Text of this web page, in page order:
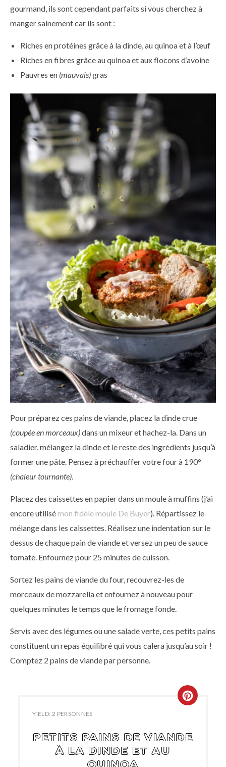
gourmand, ils sont cependant parfaits si vous cherchez à
manger sainement car ils sont :
Riches en protéines grâce à la dinde, au quinoa et à l’œuf
Riches en fibres grâce au quinoa et aux flocons d’avoine
Pauvres en (mauvais)gras
Pour préparez ces pains de viande, placez la dinde crue
(coupée en morceaux)dans un mixeur et hachez-la. Dans un
saladier, mélangez la dinde et le reste des ingrédients jusqu’à
former une pâte. Pensez à préchauffer votre four à 190°
(chaleur tournante).
Placez des caissettes en papier dans un moule à muffins (j’ai
encore utilisémon fidèle moule De Buyer). Répartissez le
mélange dans les caissettes. Réalisez une indentation sur le
dessus de chaque pain de viande et versez un peu de sauce
tomate. Enfournez pour 25 minutes de cuisson.
Sortez les pains de viande du four, recouvrez-les de
morceaux de mozzarella et enfournez à nouveau pour
quelques minutes le temps que le fromage fonde.
Servis avec des légumes ou une salade verte, ces petits pains
constituent un repas équilibré qui vous calera jusqu’au soir !
Comptez 2 pains de viande par personne.
YIELD: 2 PERSONNES
PETITS PAINS DE VIANDE
À LA DINDE ET AU
QUINOA